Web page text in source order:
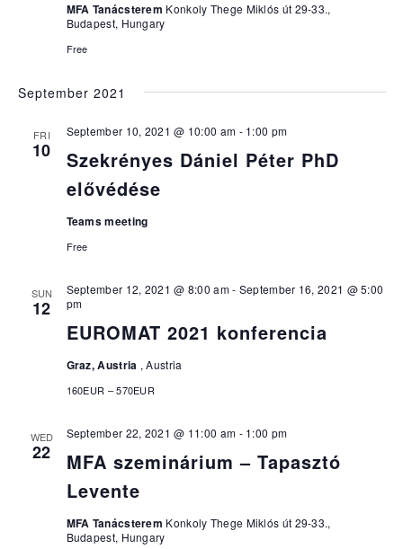
MFA Tanácsterem Konkoly Thege Miklós út 29-33.,
Budapest, Hungary
Free
September 2021
FRI
10
Szekrényes Dániel Péter PhD
elővédése
September 10, 2021 @ 10:00 am - 1:00 pm
Teams meeting
Free
SUN
12
EUROMAT 2021 konferencia
September 12, 2021 @ 8:00 am- September 16, 2021 @ 5:00
pm
Graz, Austria , Austria
160EUR – 570EUR
WED
22
MFA szeminárium – Tapasztó
Levente
September 22, 2021 @ 11:00 am - 1:00 pm
MFA Tanácsterem Konkoly Thege Miklós út 29-33.,
Budapest, Hungary